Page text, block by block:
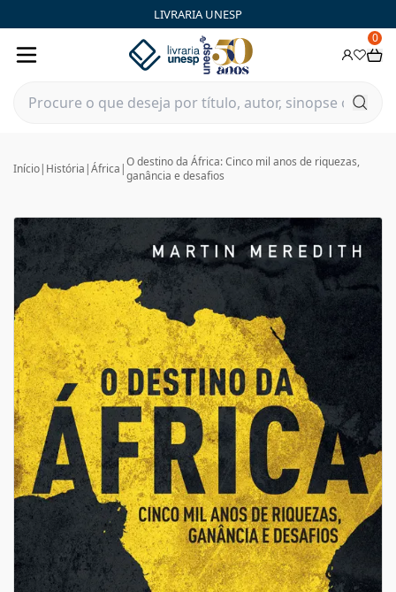
LIVRARIA UNESP
0
Início| História |África |O destino da África: Cinco mil anos de riquezas,
ganância e desafios